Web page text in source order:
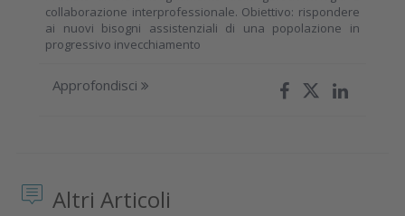
collaborazione interprofessionale. Obiettivo: rispondere
ai nuovi bisogni assistenziali di una popolazione in
progressivo invecchiamento
Approfondisci
Altri Articoli